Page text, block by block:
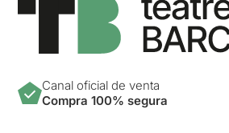
Canal oficial de venta
Compra 100% segura